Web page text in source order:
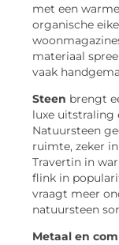
met een
organische
materiaal
vaak
Steen brengt
luxe uitstraling
Natuursteen
ruimte, zeker
Travertin in
flink in
vraagt meer
natuursteen
Metaal en